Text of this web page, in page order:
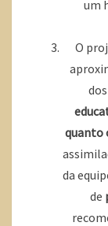
um
O
quanto
da
de